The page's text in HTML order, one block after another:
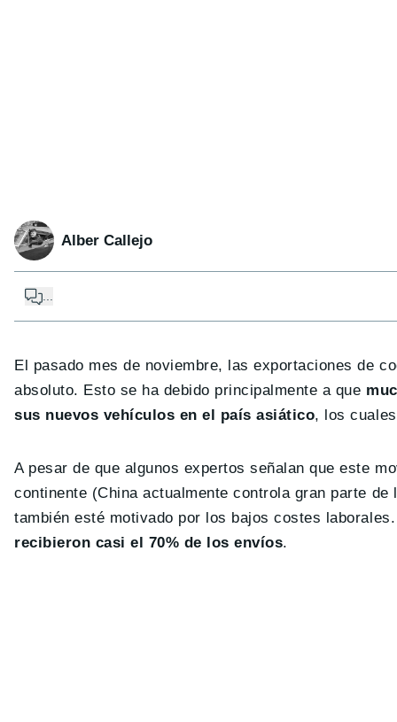
Alber Callejo
El pasado mes de noviembre, las exportaciones de
absoluto. Esto se ha debido principalmente a que
sus nuevos vehículos en el país asiático, los
A pesar de que algunos expertos señalan que este
continente (China actualmente controla gran parte
también esté motivado por los bajos costes
recibieron casi el 70% de los envíos.